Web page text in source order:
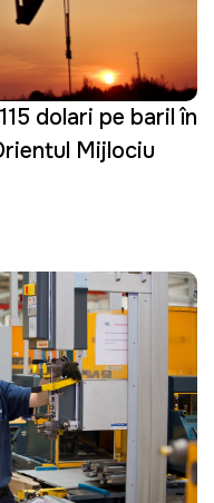
dolari pe baril în
Mijlociu